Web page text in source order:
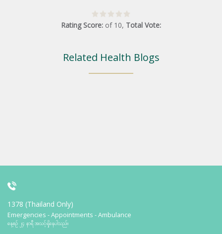
Rating Score: of 10, Total Vote:
Related Health Blogs
1378 (Thailand Only)
Emergencies - Appointments - Ambulance
နေ့စဉ် ၂၄ နာရီ အသင့်ရှိနေပါသည်။